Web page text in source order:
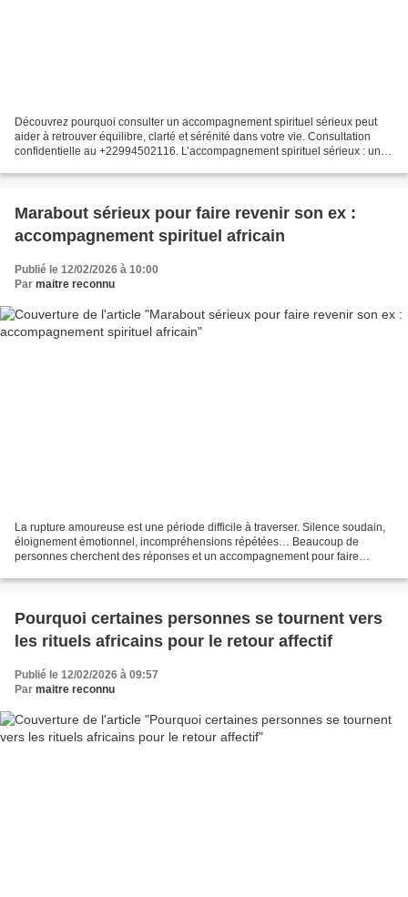
Découvrez pourquoi consulter un accompagnement spirituel sérieux peut
aider à retrouver équilibre, clarté et sérénité dans votre vie. Consultation
confidentielle au +22994502116. L’accompagnement spirituel sérieux : une
Marabout sérieux pour faire revenir son ex :
accompagnement spirituel africain
Publié le 12/02/2026 à 10:00
Par maitre reconnu
La rupture amoureuse est une période difficile à traverser. Silence soudain,
éloignement émotionnel, incompréhensions répétées… Beaucoup de
personnes cherchent des réponses et un accompagnement pour faire
Pourquoi certaines personnes se tournent vers
les rituels africains pour le retour affectif
Publié le 12/02/2026 à 09:57
Par maitre reconnu